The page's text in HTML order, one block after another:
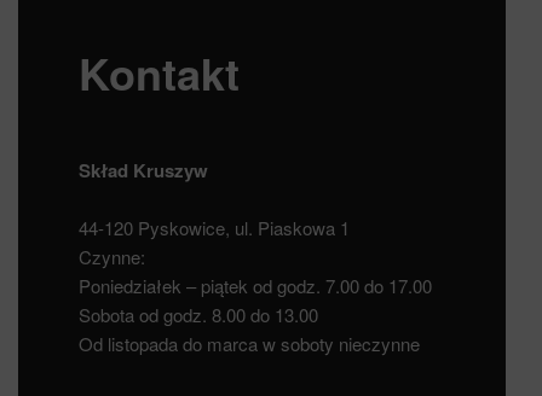
Kontakt
Skład Kruszyw
44-120 Pyskowice, ul. Piaskowa 1
Czynne:
Poniedziałek – piątek od godz. 7.00 do 17.00
Sobota od godz. 8.00 do 13.00
Od listopada do marca w soboty nieczynne